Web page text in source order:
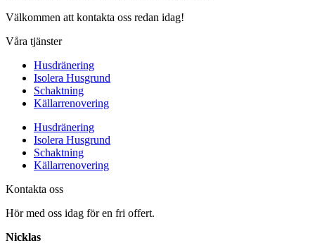
Välkommen att kontakta oss redan idag!
Våra tjänster
Husdränering
Isolera Husgrund
Schaktning
Källarrenovering
Husdränering
Isolera Husgrund
Schaktning
Källarrenovering
Kontakta oss
Hör med oss idag för en fri offert.
Nicklas